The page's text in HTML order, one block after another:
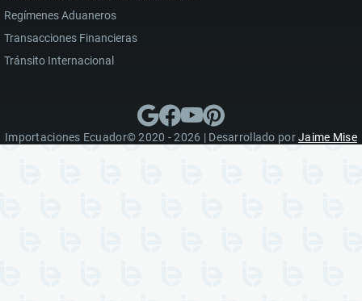
Regímenes Aduaneros
Transacciones Financieras
Tránsito Internacional
Importaciones Ecuador© 2020 - 2026 | Desarrollado porJaime Mise